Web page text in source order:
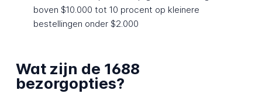
boven $10.000 tot 10 procent op kleinere
bestellingen onder $2.000
Wat zijn de 1688
bezorgopties?